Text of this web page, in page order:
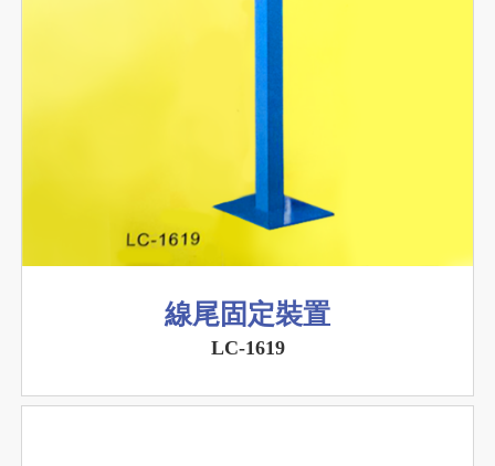
線尾固定裝置
LC-1619